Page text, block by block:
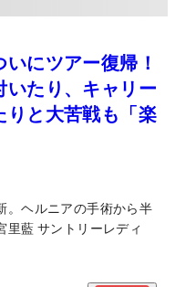
にツアー復帰！
いたり、キャリー
りと大苦戦も「楽
。ヘルニアの手術から半
里藍 サントリーレディ